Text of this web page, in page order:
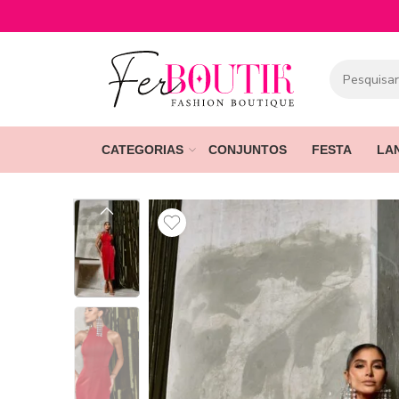
CATEGORIAS CONJUNTOS FESTA